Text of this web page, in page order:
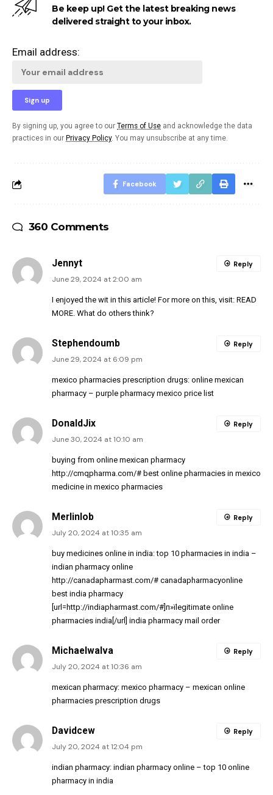
Be keep up! Get the latest breaking news
delivered straight to your inbox.
Email address:
By signing up, you agree to our Terms of Use and acknowledge the data
practices in our Privacy Policy. You may unsubscribe at any time.
Facebook
360 Comments
Jennyt
June 29, 2024 at 2:00 am
I enjoyed the wit in this article! For more on this, visit: READ
MORE. What do others think?
Reply
Stephendoumb
June 29, 2024 at 6:09 pm
mexico pharmacies prescription drugs: online mexican
pharmacy – purple pharmacy mexico price list
Reply
DonaldJix
June 30, 2024 at 10:10 am
buying from online mexican pharmacy
http://cmqpharma.com/# best online pharmacies in mexico
medicine in mexico pharmacies
Reply
Merlinlob
July 20, 2024 at 10:35 am
buy medicines online in india:top 10 pharmacies in india –
indian pharmacy online
http://canadapharmast.com/# canadapharmacyonline
best india pharmacy
[url=http://indiapharmast.com/#]п»їlegitimate online
pharmacies india[/url] india pharmacy mail order
Reply
MichaelwaIva
July 20, 2024 at 10:36 am
mexican pharmacy: mexico pharmacy – mexican online
pharmacies prescription drugs
Reply
Davidcew
July 20, 2024 at 12:04 pm
indian pharmacy: indian pharmacy online – top 10 online
pharmacy in india
Reply